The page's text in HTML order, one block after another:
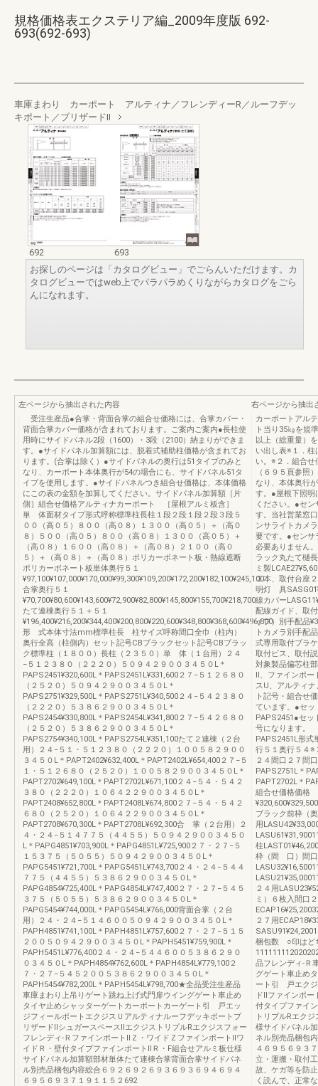
規格価格表エクステリア編_2009年度版 692-
693(692-693)
車庫まわり カーポート アルティナ／フレンディーR／ルーフデッ
キポート／ブリザードⅡ
692
693
お探しのページは「カタログビュー」でごらんいただけます。カ
タログビューではweb上でパラパラめくりながらカタログをごら
んになれます。
左ページから抽出された内容
受注生産品●合掌・背面合掌の組合せ価格には、合掌カバー・
背面合掌カバー価格が含まれております。ご案内ご案内●長柱使
用時にサイドパネル2段（1600）・3段（2100）納まりができま
す。●サイドパネル加算額には、脱着式補助柱価格が含まれてお
ります。(合掌は除く）●サイドパネルの奥行は51タイプのみと
なり、カーポート本体奥行が54の場合にも、サイドパネル51タ
イプを使用します。●サイドパネルつき組合せ価格は、本体価格
にこの表の金額を加算してください。サイドパネル加算額［片
側］組合せ価格アルティナカーポート ［屋根アルミ板含］
単 体面材タイプ形式呼称標準柱長柱１段２段１段２段３段５
００（高０５）８００（高０８）１３００（高０５）＋（高０
８）５００（高０５）８００（高０８）１３００（高０５）＋
（高０８）１６００（高０８）＋（高０８）２１００（高０
５）＋（高０８）＋（高０８）ポリカーボネート板・熱線遮断
ポリカーボネート板単体奥行５１
¥97,100¥107,000¥170,000¥99,300¥109,200¥172,200¥182,100¥245,100
合掌奥行５１
¥70,700¥80,600¥143,600¥72,900¥82,800¥145,800¥155,700¥218,700
たて連棟奥行５１＋５１
¥196,400¥216,200¥344,400¥200,800¥220,600¥348,800¥368,600¥496,800
形 式本体寸法mm標準柱長 柱サイズ呼称間口全巾（柱内）
奥行全高（柱側内）セット記号CBブラックセット記号CBブラッ
ク標準柱（１８００）長柱（２３５０）単 体（１台用）２４
−５１２３８０（２２２０）５０９４２９００３４５０L＊
PAPS2451¥320,600L＊PAPS2451L¥331,600２７−５１２６８０
（２５２０）５０９４２９００３４５０L＊
PAPS2751¥329,500L＊PAPS2751L¥340,500２４−５４２３８０
（２２２０）５３８６２９００３４５０L＊
PAPS2454¥330,800L＊PAPS2454L¥341,800２７−５４２６８０
（２５２０）５３８６２９００３４５０L＊
PAPS2754¥340,100L＊PAPS2754L¥351,100たて２連棟（２台
用）２４−５１・５１２３８０（２２２０）１００５８２９００
３４５０L＊PAPT2402¥632,400L＊PAPT2402L¥654,400２７−５
１・５１２６８０（２５２０）１００５８２９００３４５０L＊
PAPT2702¥649,100L＊PAPT2702L¥671,100２４−５４・５４２
３８０（２２２０）１０６４２２９００３４５０L＊
PAPT2408¥652,800L＊PAPT2408L¥674,800２７−５４・５４２
６８０（２５２０）１０６４２２９００３４５０L＊
PAPT2708¥670,300L＊PAPT2708L¥692,300合 掌（２台用）２
４・２４−５１４７７５（４４５５）５０９４２９００３４５０
L＊PAPG4851¥703,900L＊PAPG4851L¥725,900２７・２７−５
１５３７５（５０５５）５０９４２９００３４５０L＊
PAPG5451¥721,700L＊PAPG5451L¥743,700２４・２４−５４４
７７５（４４５５）５３８６２９００３４５０L＊
PAPG4854¥725,400L＊PAPG4854L¥747,400２７・２７−５４５
３７５（５０５５）５３８６２９００３４５０L＊
PAPG5454¥744,000L＊PAPG5454L¥766,000背面合掌（２台
用）２４・２４−５１４６００５０９４２９００３４５０L＊
PAPH4851¥741,100L＊PAPH4851L¥757,600２７・２７−５１５
２００５０９４２９００３４５０L＊PAPH5451¥759,900L＊
PAPH5451L¥776,400２４・２４−５４４６００５３８６２９０
０３４５０L＊PAPH4854¥762,600L＊PAPH4854L¥779,100２
７・２７−５４５２００５３８６２９００３４５０L＊
PAPH5454¥782,200L＊PAPH5454L¥798,700★全品受注生産品
車庫まわり上吊りゲート跳ね上げ式門扉ウイングゲート車止め
タイヤ止めシャッターゲートカーポートカーゲート引 戸エッ
ジフィールポートエクジスＵアルティナルーフデッキポートブ
リザードⅡシュガースペースⅡエクジストリプルRエクジスフォー
フレンディ-ＲファインポートⅡＺ・ワイドＺファインポートⅡワ
イドＲ・壁付タイプファインポートⅡＲ・F組合せアルミ板仕様
サイドパネル加算額部材単体たて連棟合掌背面合掌サイドパネ
ル別売品梱包内容総合６９２６９２６９３６９３６９４６９４
６９５６９３７１９１１５２692
右ページから抽出
カーポートアル
ト当り35㎏を規
以上（総重量）
い出し表※１．柱
い。※２．組合せ
（６９５頁参照
なり、本体奥行
す。●屋根下照明
ください。●セ
す。当社営業窓
ンサライトカメ
要です。●センサ
必要ありません
ラック丸たて樋
ミ製
２本、取付台座
明灯 具
線カバー
配線ガイド、取
イプ）別手配品
トカメラ別手配
式専用取付ブラ
取付ビス、取付
対象製品偏芯柱
Ⅱ、ファインポー
スU、アルティ
ト記号・組合せ
ています。●セッ
PAPS2451●セッ
号になります。
PAPS2451L形
行５１奥行５４※
２４間口２７間
PAPS2751L＊
PAPT2702L＊
組合せ価格価格
ブラック前枠（
用
柱
枠（間 口）間口
２４用
ミ）６枚入間口
２７用
梱包数 ○印はど
品フレンディ-Ｒ
グゲート車止め
ート引 戸エクジ
ドⅡファインポ
付タイプファイ
トリプルRエク
様サイドパネル
ネル別売品梱包
４６９５６９３
立・運搬・取付
故、ケガ等を防
く読んで、正常